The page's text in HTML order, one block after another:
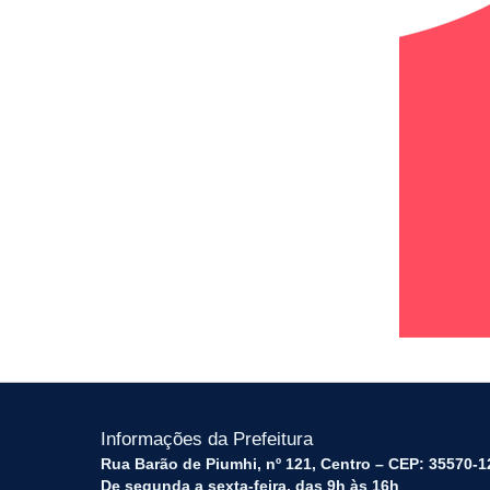
Informações da Prefeitura
Rua Barão de Piumhi, nº 121, Centro – CEP: 35570-
De segunda a sexta-feira, das 9h às 16h